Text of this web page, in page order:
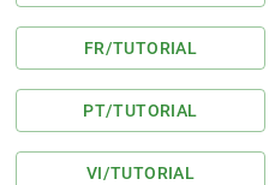
FR/TUTORIAL
PT/TUTORIAL
VI/TUTORIAL